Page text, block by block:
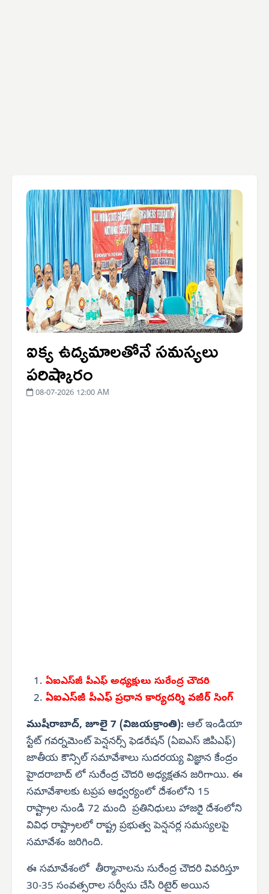
ఐక్య ఉద్యమాలతోనే సమస్యలు
పరిష్కారం
08-07-2026 12:00 AM
ఏఐఎస్‌జీ పీఎఫ్ అధ్యక్షులు సురేంద్ర చౌదరి
ఏఐఎస్‌జీ పీఎఫ్ ప్రధాన కార్యదర్శి వజీర్ సింగ్
ముషీరాబాద్, జూలై 7 (విజయక్రాంతి): ఆల్ ఇండియా
స్టేట్ గవర్నమెంట్ పెన్షనర్స్ ఫెడరేషన్ (ఏఐఎస్ జిపిఎఫ్)
జాతీయ కౌన్సిల్ సమావేశాలు సుదరయ్య విజ్ఞాన కేంద్రం
హైదరాబాద్ లో సురేంద్ర చౌదరి అధ్యక్షతన జరిగాయి. ఈ
సమావేశాలకు టప్రప ఆధ్వర్యంలో దేశంలోని 15
రాష్ట్రాల నుండి 72 మంది ప్రతినిధులు హాజరై దేశంలోని
వివిధ రాష్ట్రాలలో రాష్ట్ర ప్రభుత్వ పెన్షనర్ల సమస్యలపై
సమావేశం జరిగింది.
ఈ సమావేశంలో తీర్మానాలను సురేంద్ర చౌదరి వివరిస్తూ
30-35 సంవత్సరాల సర్వీసు చేసి రిటైర్ అయిన